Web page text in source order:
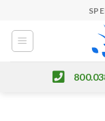
content